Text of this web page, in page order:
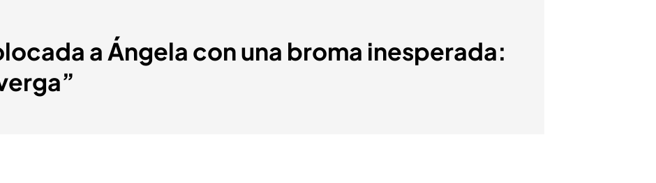
a Ángela con una broma inesperada: